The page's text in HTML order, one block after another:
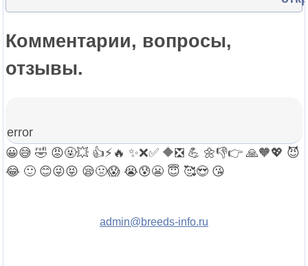
Комментарии, вопросы,
отзывы.
error
😀😅 🤣 😡🤬💥 👍⚡ 🔥 ✨❌✅ 🔶❎ 💪 🌼👎👉 🙏🧡💖 😈
😂 🙂 😊😜😝 😪🤢😱 😭😰😬 😇 🥰😍 😘
admin@breeds-info.ru